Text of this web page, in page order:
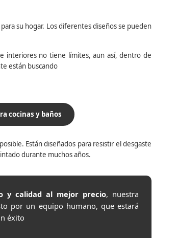
su hogar. Los diferentes diseños se pueden
interiores no tiene límites, aun así, dentro de
están buscando
cocinas y baños
Están diseñados para resistir el desgaste
durante muchos años.
y calidad al mejor precio, nuestra
por un equipo humano, que estará
éxito